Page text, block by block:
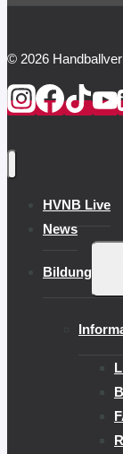
© 2026
HVNB Live
News
Bildung